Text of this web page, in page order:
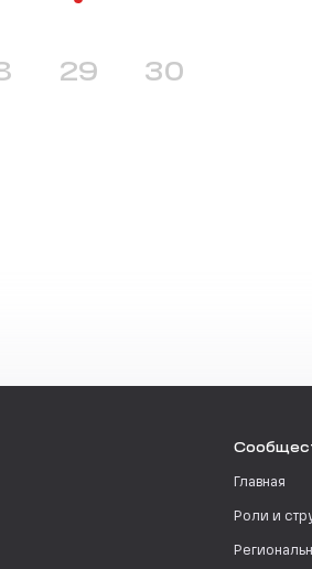
29 30
Главная
Роли и